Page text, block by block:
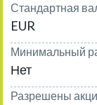
Стандартная
EUR
Минимальный
Нет
Разрешены